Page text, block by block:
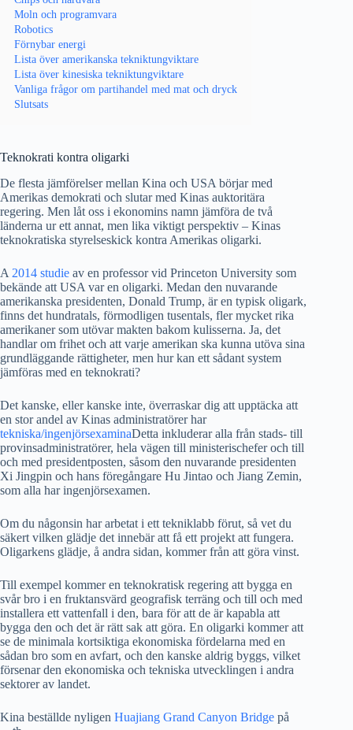
Moln och programvara
Robotics
Förnybar energi
Lista över amerikanska tekniktungviktare
Lista över kinesiska tekniktungviktare
Vanliga frågor om partihandel med mat och dryck
Slutsats
Teknokrati kontra oligarki
De flesta jämförelser mellan Kina och USA börjar med
Amerikas demokrati och slutar med Kinas auktoritära
regering. Men låt oss i ekonomins namn jämföra de två
länderna ur ett annat, men lika viktigt perspektiv – Kinas
teknokratiska styrelseskick kontra Amerikas oligarki.
A 2014 studie av en professor vid Princeton University som
bekände att USA var en oligarki. Medan den nuvarande
amerikanska presidenten, Donald Trump, är en typisk oligark,
finns det hundratals, förmodligen tusentals, fler mycket rika
amerikaner som utövar makten bakom kulisserna. Ja, det
handlar om frihet och att varje amerikan ska kunna utöva sina
grundläggande rättigheter, men hur kan ett sådant system
jämföras med en teknokrati?
Det kanske, eller kanske inte, överraskar dig att upptäcka att
en stor andel av Kinas administratörer har
tekniska/ingenjörsexaminaDetta inkluderar alla från stads- till
provinsadministratörer, hela vägen till ministerischefer och till
och med presidentposten, såsom den nuvarande presidenten
Xi Jingpin och hans föregångare Hu Jintao och Jiang Zemin,
som alla har ingenjörsexamen.
Om du någonsin har arbetat i ett tekniklabb förut, så vet du
säkert vilken glädje det innebär att få ett projekt att fungera.
Oligarkens glädje, å andra sidan, kommer från att göra vinst.
Till exempel kommer en teknokratisk regering att bygga en
svår bro i en fruktansvärd geografisk terräng och till och med
installera ett vattenfall i den, bara för att de är kapabla att
bygga den och det är rätt sak att göra. En oligarki kommer att
se de minimala kortsiktiga ekonomiska fördelarna med en
sådan bro som en avfart, och den kanske aldrig byggs, vilket
försenar den ekonomiska och tekniska utvecklingen i andra
sektorer av landet.
Kina beställde nyligen Huajiang Grand Canyon Bridge på